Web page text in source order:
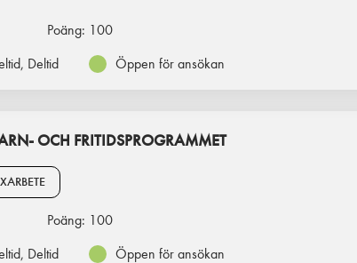
Poäng: 100
Deltid Öppen för ansökan
OCH FRITIDSPROGRAMMET
Poäng: 100
Deltid Öppen för ansökan